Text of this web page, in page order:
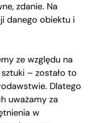
zdanie. Na
danego obiektu i
ze względu na
– zostało to
Dlatego
uważamy za
w